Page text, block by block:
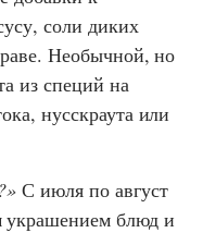
соли диких
Необычной, но
из специй на
нусскраута или
С июля по август
украшением блюд и